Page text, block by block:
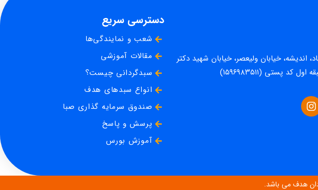
اندیشه، خیابان ولیعصر، خیابان شهید دکتر
دسترسی سریع
شعب و نمایندگی‌ها
مقالات آموزشی
سبدگردانی چیست؟
انواع سبدهای هدف
صندوق سرمایه گذاری صبا
پرسش و پاسخ
آموزش بورس
هدف می باشد.